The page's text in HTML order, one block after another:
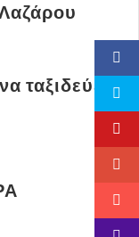
ταξιδεύει